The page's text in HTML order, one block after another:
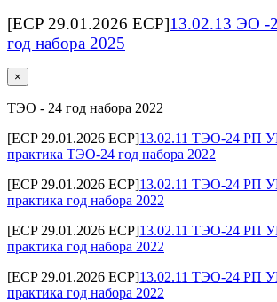
[ECP 29.01.2026 ECP]13.02.13 ЭО
год набора 2025
×
ТЭО - 24 год набора 2022
[ECP 29.01.2026 ECP]13.02.11 ТЭО-24 РП
практика ТЭО-24 год набора 2022
[ECP 29.01.2026 ECP]13.02.11 ТЭО-24 РП
практика год набора 2022
[ECP 29.01.2026 ECP]13.02.11 ТЭО-24 РП
практика год набора 2022
[ECP 29.01.2026 ECP]13.02.11 ТЭО-24 РП
практика год набора 2022